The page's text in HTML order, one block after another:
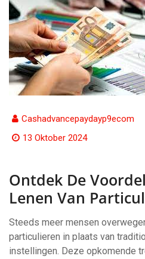
Cashadvancepaydayp9ecom
13 Oktober 2024
Ontdek De
Lenen Van
Steeds meer mensen
particulieren in plaats van
instellingen. Deze opkomende